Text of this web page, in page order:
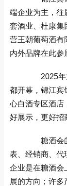
端企业为主，往
套酒业、杜康集
营王朝葡萄酒有
内外品牌在此参
2025年
都开幕，锦江宾
心白酒专区酒店
好展示，更好招
糖酒会的
表、经销商、代
企业是在糖酒会
展的方向；许多